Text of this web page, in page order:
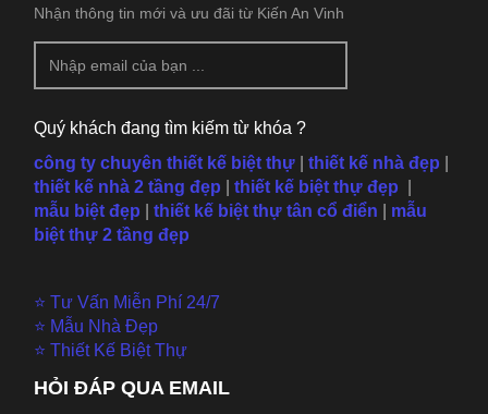
Nhận thông tin mới và ưu đãi từ Kiến An Vinh
Quý khách đang tìm kiếm từ khóa ?
công ty chuyên thiết kế biệt thự |thiết kế nhà đẹp
thiết kế nhà 2 tầng đẹp
thiết kế biệt thự đẹp
mẫu biệt đẹp thiết kế biệt thự tân cổ điển
mẫu
biệt thự 2 tầng đẹp
⭐ Tư Vấn Miễn Phí 24/7
⭐ Mẫu Nhà Đẹp
⭐ Thiết Kế Biệt Thự
HỎI ĐÁP QUA EMAIL